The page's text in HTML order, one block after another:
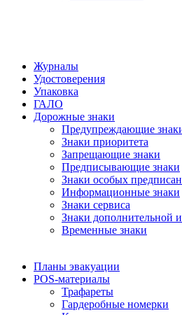
Журналы
Удостоверения
Упаковка
ГАЛО
Дорожные знаки
Предупреждающие
Знаки приоритета
Запрещающие знаки
Предписывающие знаки
Знаки особых
Информационные знаки
Знаки сервиса
Знаки дополнительной
Временные знаки
Планы эвакуации
POS-материалы
Трафареты
Гардеробные номерки